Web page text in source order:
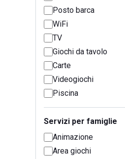
Posto barca
WiFi
TV
Giochi da tavolo
Carte
Videogiochi
Piscina
Servizi per famiglie
Animazione
Area giochi